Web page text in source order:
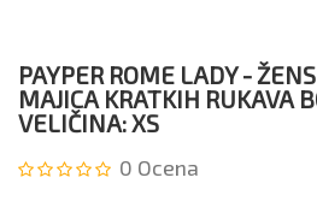
PAYPER ROME LADY -
MAJICA KRATKIH RUKAVA
VELIČINA: XS
0 Ocena